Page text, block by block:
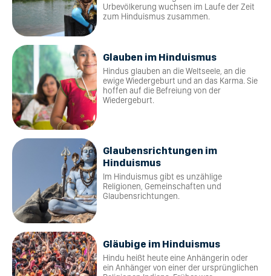
Urbevölkerung wuchsen im Laufe der Zeit
zum Hinduismus zusammen.
Glauben im Hinduismus
Hindus glauben an die Weltseele, an die
ewige Wiedergeburt und an das Karma. Sie
hoffen auf die Befreiung von der
Wiedergeburt.
Glaubensrichtungen im
Hinduismus
Im Hinduismus gibt es unzählige
Religionen, Gemeinschaften und
Glaubensrichtungen.
Gläubige im Hinduismus
Hindu heißt heute eine Anhängerin oder
ein Anhänger von einer der ursprünglichen